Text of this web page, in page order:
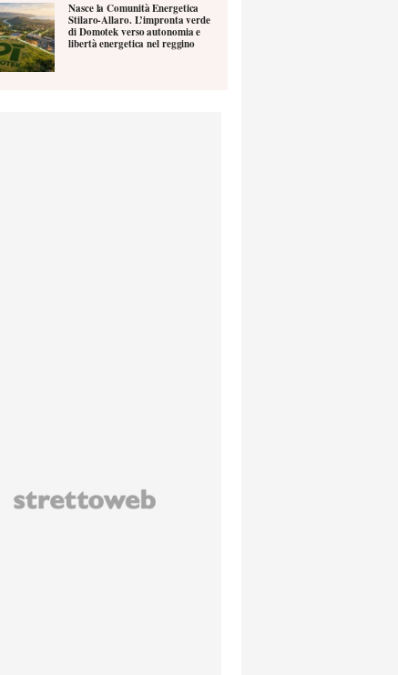
Nasce la Comunità Energetica
Stilaro-Allaro. L’impronta verde
di Domotek verso autonomia e
libertà energetica nel reggino